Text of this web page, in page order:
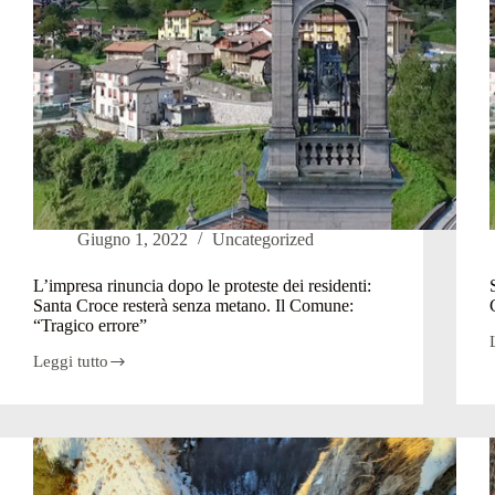
Giugno 1, 2022 Uncategorized
L’impresa rinuncia dopo le proteste dei residenti:
Santa Croce resterà senza metano. Il Comune:
“Tragico errore”
Leggi tutto
L’impresa
proteste
dei
residenti: